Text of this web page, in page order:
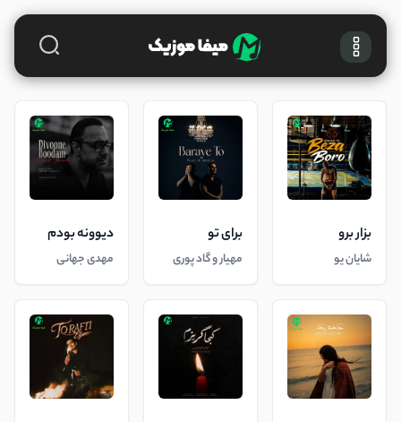
بزار برو
شایان یو
برای تو
مهیار و گاد پوری
دیوونه بودم
مهدی جهانی